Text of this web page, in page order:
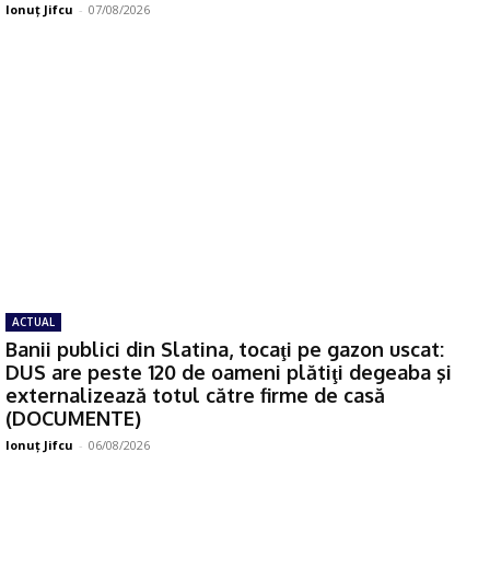
Ionuţ Jifcu - 07/08/2026
ACTUAL
Banii publici din Slatina, tocaţi pe gazon uscat:
DUS are peste 120 de oameni plătiţi degeaba şi
externalizează totul către firme de casă
(DOCUMENTE)
Ionuţ Jifcu - 06/08/2026